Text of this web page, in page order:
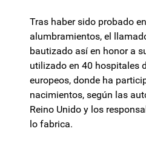
Tras haber sido probado
alumbramientos, el
bautizado así en honor a
utilizado en 40 hospitales
europeos, donde ha
nacimientos, según las
Reino Unido y los
lo fabrica.